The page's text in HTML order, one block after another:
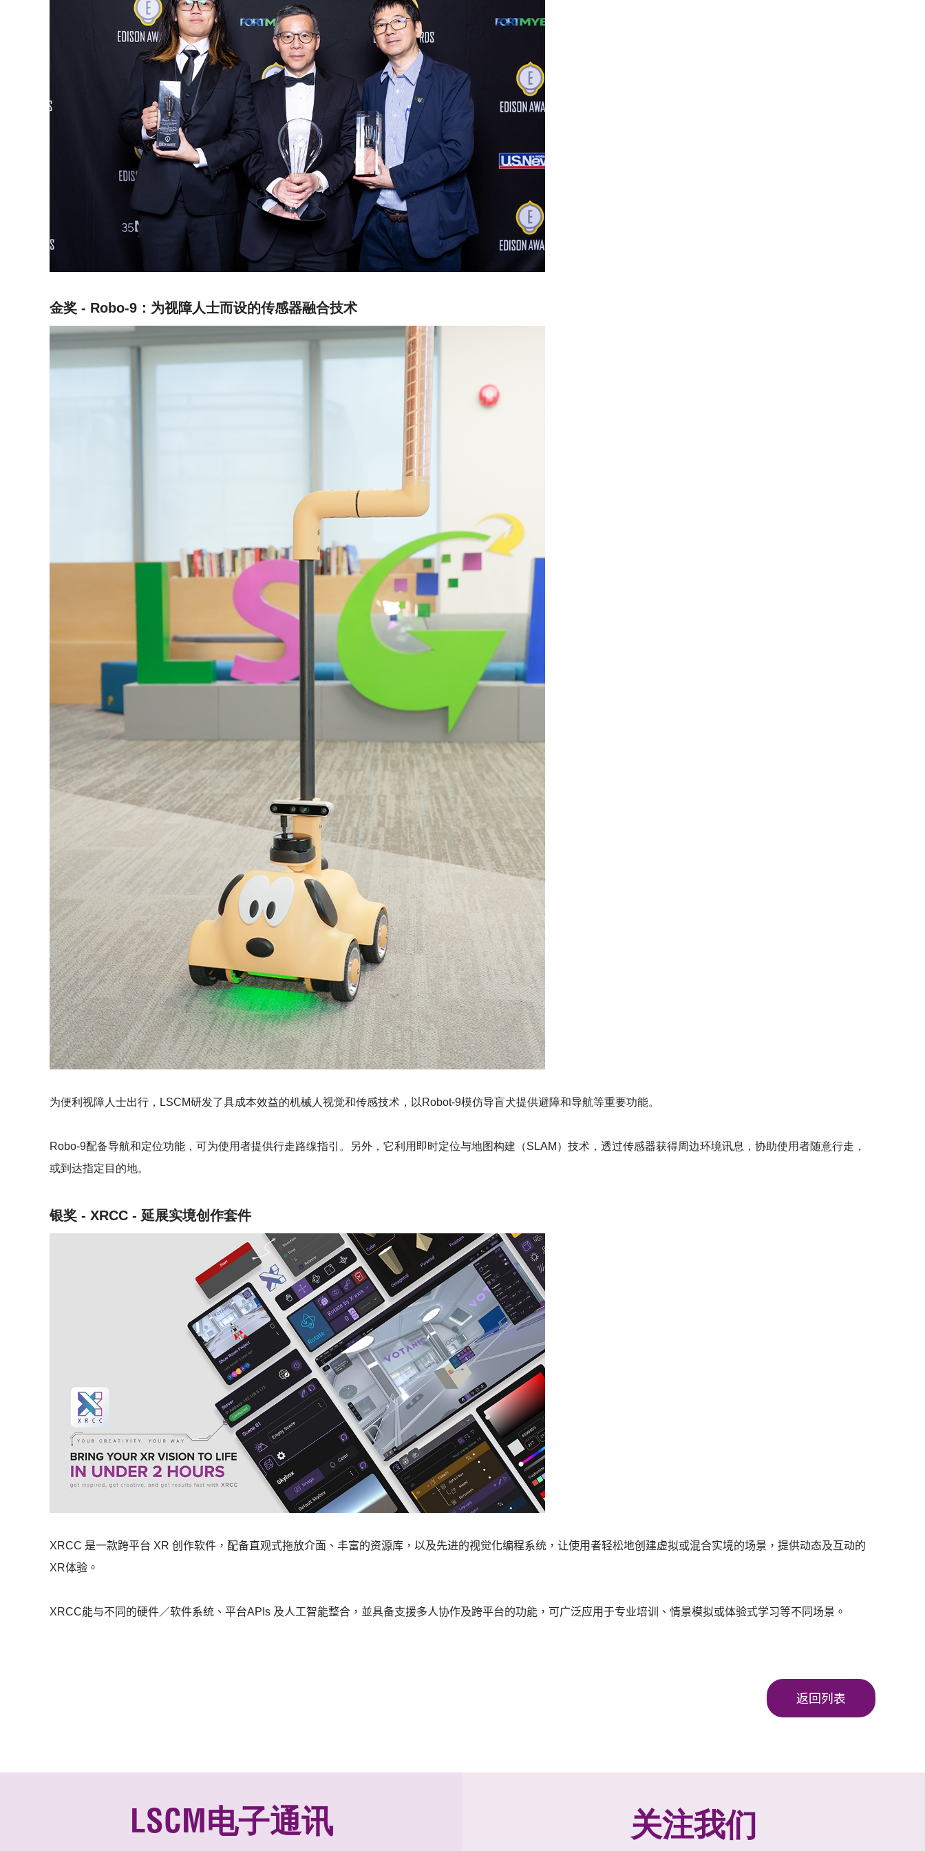
金奖 - Robo-9：为视障人士而设的传感器融合技术
为便利视障人士出行，LSCM研发了具成本效益的机械人视觉和传感技术，以Robot-9模仿导盲犬提供避障和导航等重要功能。
Robo-9配备导航和定位功能，可为使用者提供行走路缐指引。另外，它利用即时定位与地图构建（SLAM）技术，透过传感器获得周边环境讯息，协助使用者随意行走，
或到达指定目的地。
银奖 - XRCC - 延展实境创作套件
XRCC 是一款跨平台 XR 创作软件，配备直观式拖放介面、丰富的资源库，以及先进的视觉化编程系统，让使用者轻松地创建虚拟或混合实境的场景，提供动态及互动的
XR体验。
XRCC能与不同的硬件／软件系统、平台APIs 及人工智能整合，並具备支援多人协作及跨平台的功能，可广泛应用于专业培训、情景模拟或体验式学习等不同场景。
返回列表
LSCM电子通讯 关注我们